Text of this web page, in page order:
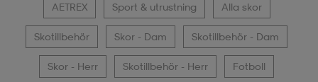
AETREX Sport & utrustning Alla skor
Skotillbehör Skor - Dam Skotillbehör - Dam
Skor - Herr Skotillbehör - Herr Fotboll